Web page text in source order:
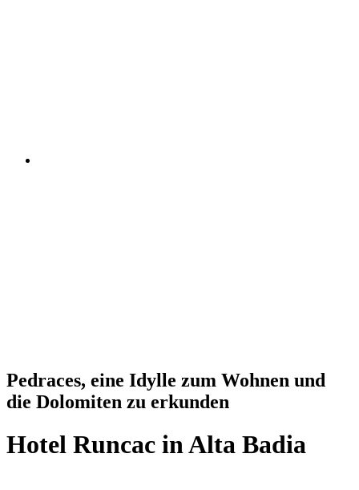
Pedraces, eine Idylle zum Wohnen und
die Dolomiten zu erkunden
Hotel Runcac in Alta Badia